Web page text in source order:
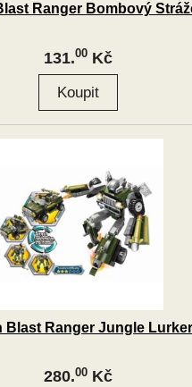
Ranger Bombový
131.00Kč
Blast Ranger Jungle Lurker
280.00Kč